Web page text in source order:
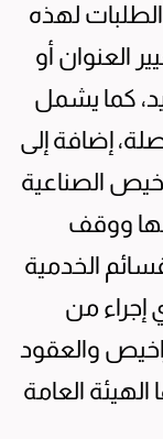
الطلبات لهذه
العنوان أو
كما يشمل
إضافة إلى
الصناعية
لها ووقف
الخدمية
إجراء من
والعقود
العامة